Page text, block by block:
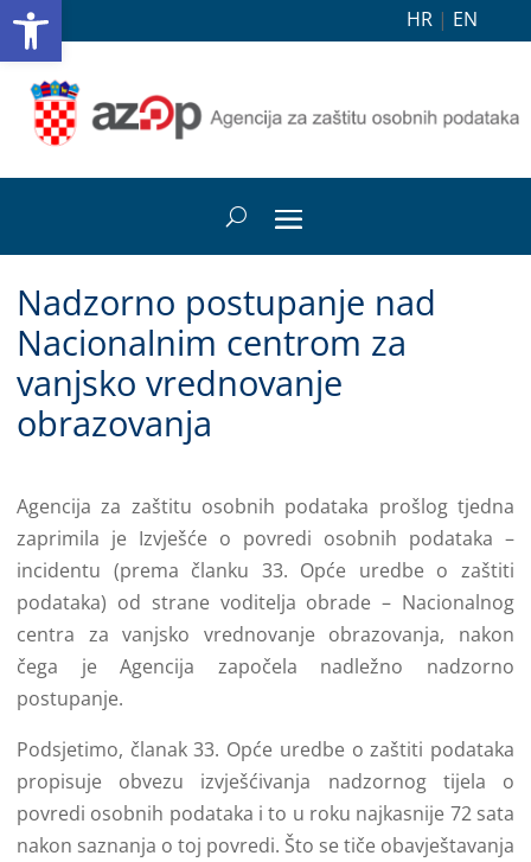
HR | EN
Nadzorno postupanje nad
Nacionalnim centrom za
vanjsko vrednovanje
obrazovanja
Agencija za zaštitu osobnih podataka prošlog tjedna
zaprimila je Izvješće o povredi osobnih podataka –
incidentu (prema članku 33. Opće uredbe o zaštiti
podataka) od strane voditelja obrade – Nacionalnog
centra za vanjsko vrednovanje obrazovanja, nakon
čega je Agencija započela nadležno nadzorno
postupanje.
Podsjetimo, članak 33. Opće uredbe o zaštiti podataka
propisuje obvezu izvješćivanja nadzornog tijela o
povredi osobnih podataka i to u roku najkasnije 72 sata
nakon saznanja o toj povredi. Što se tiče obavještavanja